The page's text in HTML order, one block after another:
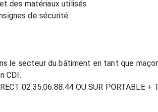
des matériaux utilisés
de sécurité
le secteur du bâtiment en tant que
CDI.
02.35.06.88.44 OU SUR PORTABLE +